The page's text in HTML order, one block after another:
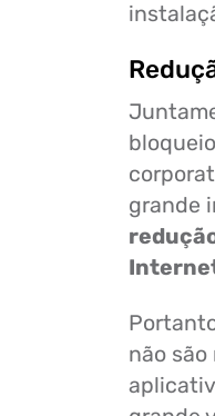
grande
não